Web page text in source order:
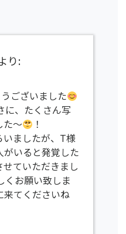
り:
ございました
に、たくさん写
た〜
！
いましたが、T様
いると発覚した
ていただきまし
くお願い致しま
来てくださいね